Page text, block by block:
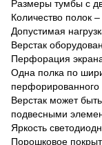
Размеры тумбы с
Количество полок –
Допустимая
Верстак
Перфорация
Одна полка по
перфорированного
Верстак может
подвесными
Яркость
Порошковое